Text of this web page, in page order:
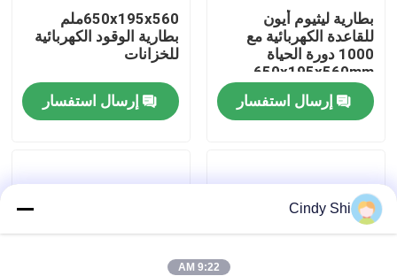
اطلب اقتباس
بطارية الليثيوم رافعة شوكية
48 فولت بطارية ليثيوم أيون لفورت
بطارية ليثيوم أيون
للقاعدة الكهربائية مع
1000 دورة الحياة
650x195x560mm
إرسال استفسار
650x195x560ملم
بطارية الوقود الكهربائية
للخزانات
إرسال استفسار
Cindy Shi
9:22 AM